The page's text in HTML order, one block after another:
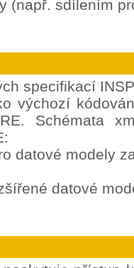
(např. sdílením
specifikací
výchozí
Schémata
datové modely
datové